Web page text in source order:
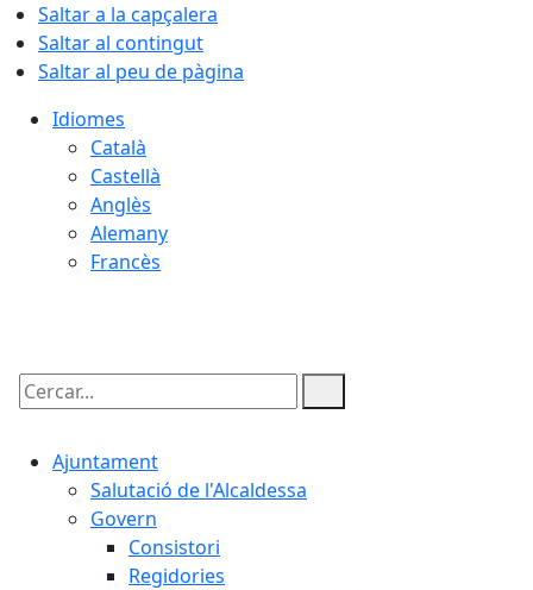
Saltar a la capçalera
Saltar al contingut
Saltar al peu de pàgina
Idiomes
Català
Castellà
Anglès
Alemany
Francès
Cercar:
Ajuntament
Salutació de l'Alcaldessa
Govern
Consistori
Regidories